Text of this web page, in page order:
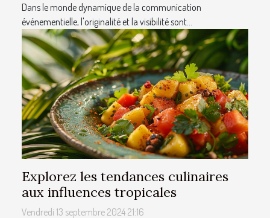
Dans le monde dynamique de la communication
événementielle, l'originalité et la visibilité sont...
Explorez les tendances culinaires
aux influences tropicales
Vendredi 13 septembre 2024 21:16